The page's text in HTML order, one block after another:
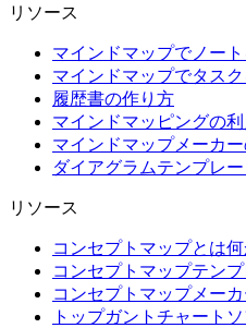
リソース
マインドマップでノー
マインドマップでタス
履歴書の作り方
マインドマッピングの利
マインドマップメーカ
ダイアグラムテンプレー
リソース
コンセプトマップとは何
コンセプトマップテンプ
コンセプトマップメー
トップガントチャート